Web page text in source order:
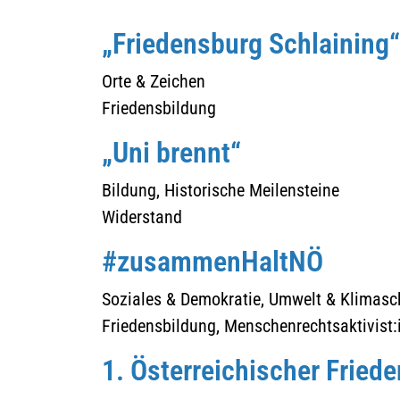
„Friedensburg Schlaining“
Orte & Zeichen
Friedensbildung
„Uni brennt“
Bildung, Historische Meilensteine
Widerstand
#zusammenHaltNÖ
Soziales & Demokratie, Umwelt &
Friedensbildung,
1. Österreichischer